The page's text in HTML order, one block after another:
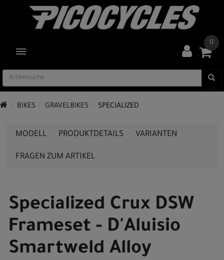
TOGGLE NAVIGATION
0
BIKES GRAVELBIKES SPECIALIZED
MODELL PRODUKTDETAILS VARIANTEN
FRAGEN ZUM ARTIKEL
Specialized Crux DSW
Frameset - D'Aluisio
Smartweld Alloy